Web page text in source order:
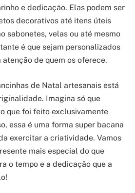
e dedicação. Elas podem ser
decorativos até itens úteis
sabonetes, velas ou até mesmo
é que sejam personalizados
de quem os oferece.
de Natal artesanais está
Imagina só que
que foi feito exclusivamente
essa é uma forma super bacana
exercitar a criatividade. Vamos
mais especial do que
o tempo e a dedicação que a